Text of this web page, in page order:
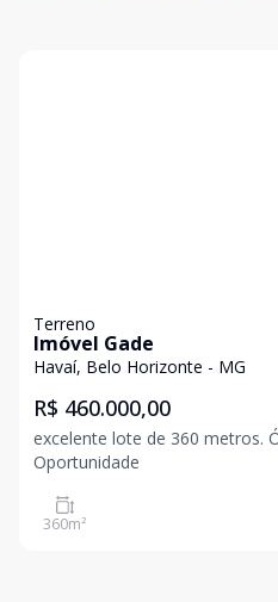
Terreno
Imóvel Gade
Havaí, Belo Horizonte - MG
R$ 460.000,00
excelente lote de 360 metros.
Oportunidade
360m²